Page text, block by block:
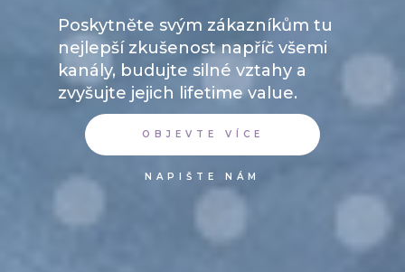
Poskytněte svým zákazníkům tu
nejlepší zkušenost napříč všemi
kanály, budujte silné vztahy a
zvyšujte jejich lifetime value.
OBJEVTE VÍCE
NAPIŠTE NÁM